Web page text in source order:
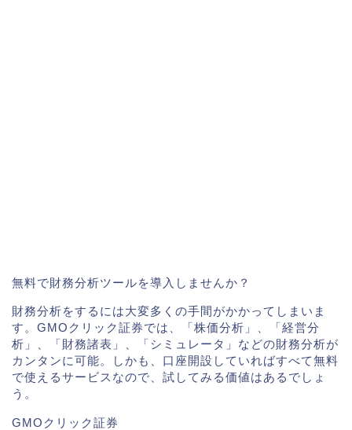
無料で財務分析ツールを導入しませんか？
財務分析をするには大変多くの手間がかかってしまいま
す。GMOクリック証券では、「株価分析」、「経営分
析」、「財務諸表」、「シミュレータ」などの財務分析が
カンタンに可能。しかも、口座開設していればすべて無料
で使えるサービスなので、試してみる価値はあるでしょ
う。
GMOクリック証券